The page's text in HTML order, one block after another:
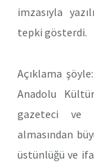
imzasıyla
tepki gösterdi.
Açıklama
Anadolu
gazeteci ve
almasından
üstünlüğü ve